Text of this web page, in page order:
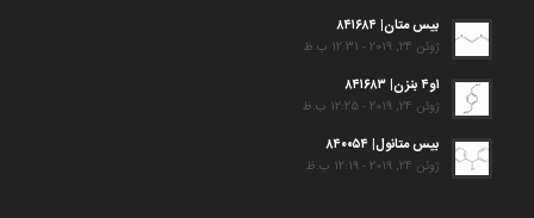
بیس متان| ۸۴۱۶۸۴
ژوئن 24, 2019 - 12:31 ب.ظ
۱و۴ بنزن| ۸۴۱۶۸۳
ژوئن 24, 2019 - 12:25 ب.ظ
بیس متانول| ۸۴۰۰۵۴
ژوئن 24, 2019 - 12:19 ب.ظ